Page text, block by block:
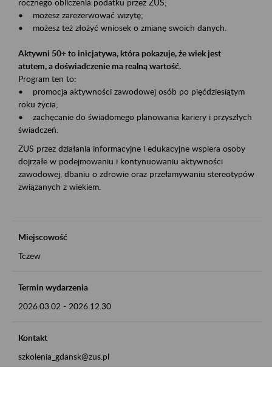
• możesz zarezerwować wizytę;
• możesz też złożyć wniosek o zmianę swoich danych.
Aktywni 50+ to inicjatywa, która pokazuje, że wiek jest
atutem, a doświadczenie ma realną wartość.
Program ten to:
• promocja aktywności zawodowej osób po pięćdziesiątym
roku życia;
• zachęcanie do świadomego planowania kariery i przyszłych
świadczeń.
ZUS przez działania informacyjne i edukacyjne wspiera osoby
dojrzałe w podejmowaniu i kontynuowaniu aktywności
zawodowej, dbaniu o zdrowie oraz przełamywaniu stereotypów
związanych z wiekiem.
Miejscowość
Tczew
Termin wydarzenia
2026.03.02 - 2026.12.30
Kontakt
szkolenia_gdansk@zus.pl